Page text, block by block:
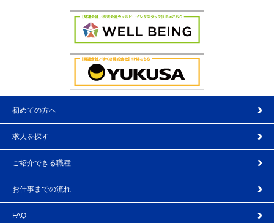
初めての方へ
求人を探す
ご紹介できる職種
お仕事までの流れ
FAQ